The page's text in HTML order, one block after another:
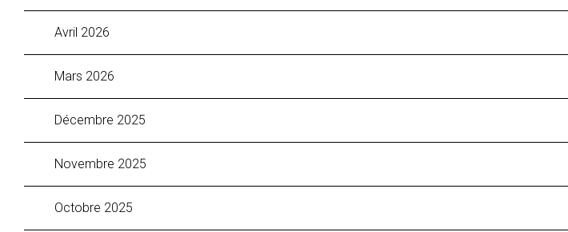
avril 2026
mars 2026
décembre 2025
novembre 2025
octobre 2025